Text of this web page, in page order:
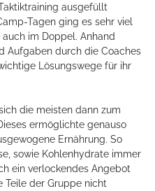
ausgefüllt
Tagen ging es sehr viel
im Doppel. Anhand
Aufgaben durch die Coaches
Lösungswege für ihr
die meisten dann zum
ermöglichte genauso
Ernährung. So
sowie Kohlenhydrate immer
ein verlockendes Angebot
Teile der Gruppe nicht